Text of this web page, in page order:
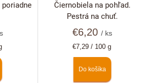
€6,20/ ks
Jednotková
€7,29 / 100 g
Do košíka
Čiernobiela na pohľad.
Pestrá na chuť.